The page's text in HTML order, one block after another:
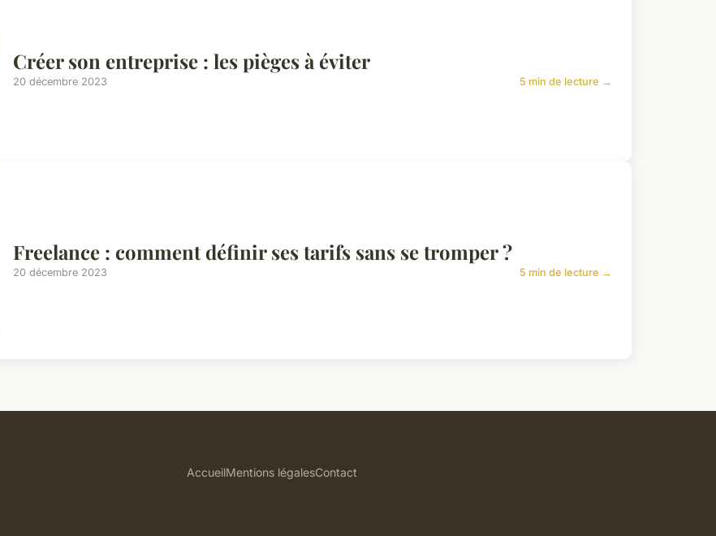
Créer son entreprise : les pièges à éviter
20 décembre 2023 5 min de lecture →
Freelance : comment définir ses tarifs sans se tromper ?
20 décembre 2023 5 min de lecture →
AccueilMentions légalesContact